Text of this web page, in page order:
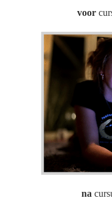
voor
na